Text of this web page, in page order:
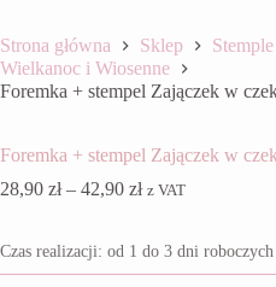
Strona główna Sklep
Stemple
Wielkanoc i Wiosenne
Foremka + stempel Zajączek w
Foremka + stempel Zajączek w
28,90 zł – 42,90 złZakres
28,90 zł
do
z VAT
Czas realizacji: od 1 do 3 dni roboczych